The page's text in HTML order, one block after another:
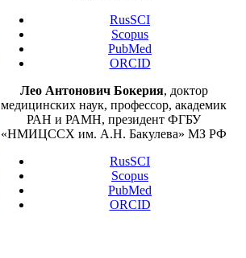
RusSCI
Scopus
PubMed
ORCID
Лео Антонович Бокерия, доктор
медицинских наук, профессор, академик
РАН и РАМН, президент ФГБУ
«НМИЦССХ им. А.Н. Бакулева» МЗ РФ
RusSCI
Scopus
PubMed
ORCID